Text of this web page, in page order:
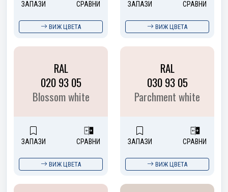
ЗАПАЗИ СРАВНИ
ВИЖ ЦВЕТА
ЗАПАЗИ СРАВНИ
ВИЖ ЦВЕТА
RAL
020 93 05
Blossom white
ЗАПАЗИ СРАВНИ
ВИЖ ЦВЕТА
RAL
030 93 05
Parchment white
ЗАПАЗИ СРАВНИ
ВИЖ ЦВЕТА